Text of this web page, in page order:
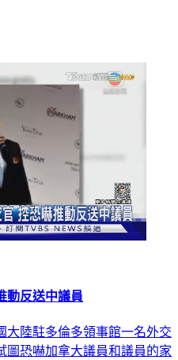
反送中議員
大陸駐多倫多領事館一名外交
圖恐嚇加拿大議員和議員的家